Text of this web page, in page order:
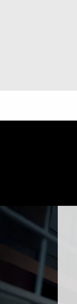
Item